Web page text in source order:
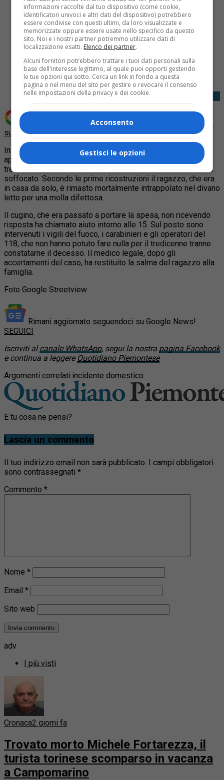
Share
Tweet
Aggiungi Quotidiano Piemontese come
Fonte preferita
su Google
Incidente domestico questo pomeriggio ad Asti. In un
appartamento della palazzina di via Zangrandi 21 un
tredicenne è rimasto incastrato in un divano letto ed è morto
soffocato. Secondo le prime ricostruzioni il ragazzo, che era
in casa da solo, è rimasto mortalmente intrappolato nel divano
letto per una molla difettosa.
Il cugino, che era passato a portare la spesa, non ricevendo
risposta ha chiamato aiuto intorno alle 15. Sul posto sono
intervenuti i vigili del fuoco, i carabinieri e gli operatori del
118, che non hanno potuto fare nulla per il tredicenne tranne
constatarne il decesso. Il medico legale, dopo gli
accertamenti del caso, ha restituito la salma del ragazzo alla
famiglia.
Foto Google Streetview
Rimani aggiornato seguendoci su Google News!
SEGUICI
Iscriviti alcanale WhatsApp, segui la nostra pagina Facebook
e continua a leggere Quotidiano Piemontese
Argomenti correlati:incidente domestico
E tu cosa ne pensi?
Lascia un commento
Il tuo indirizzo email non sarà pubblicato. I campi obbligatori
sono contrassegnati *
Commento *
Nome *
Email *
Sito web
adv
I più visti
Cronaca2 giorni fa
Trovato morto Michele Fortarezza, il
turista torinese scomparso in vacanza
a Campomarino
informazioni raccolte dal tuo dispositivo (come cookie,
identificatori univoci e altri dati del dispositivo) potrebbero
essere condivise con questi ultimi, da loro visualizzate e
memorizzate oppure essere usate nello specifico da questo
sito. Noi e i nostri partner potremmo utilizzare dati di
localizzazione esatti. Elenco dei partner.
Alcuni fornitori potrebbero trattare i tuoi dati personali sulla
base dell'interesse legittimo, al quale puoi opporti gestendo
le tue opzioni qui sotto. Cerca un link in fondo a questa
pagina o nel menu del sito per gestire o revocare il consenso
nelle impostazioni della privacy e dei cookie.
Acconsento
Gestisci le opzioni